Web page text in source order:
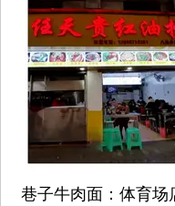
巷子牛肉面：体育